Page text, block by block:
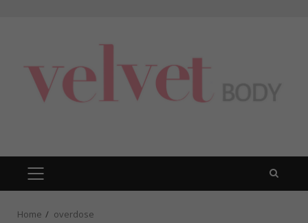
PRIMARY
MENU
Home overdose